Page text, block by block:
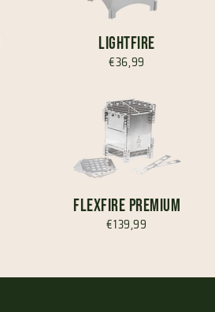
LightFire
€36,99
FlexFire Premium
€139,99